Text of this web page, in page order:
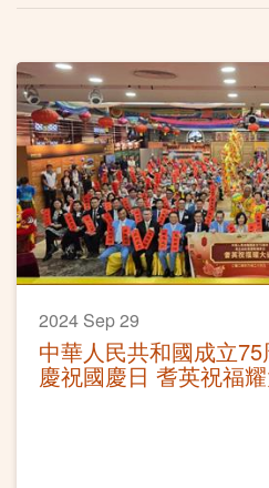
2024 Sep 29
中華人民共和國成立
慶祝國慶日 耆英祝福